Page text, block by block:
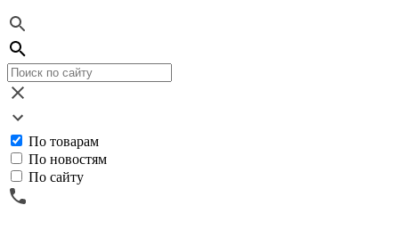
По товарам
По новостям
По сайту